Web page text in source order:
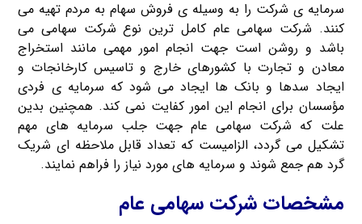
سرمایه ی شرکت را به وسیله ی فروش سهام به مردم تهیه می
کنند. شرکت سهامی عام کامل ترین نوع شرکت سهامی می
باشد و روشن است جهت انجام امور مهمی مانند استخراج
معادن و تجارت با کشورهای خارج و تاسیس کارخانجات و
ایجاد سدها و بانک ها ایجاد می شود که سرمایه ی فردی
مؤسسان برای انجام این امور کفایت نمی کند. همچنین بدین
علت که شرکت سهامی عام جهت جلب سرمایه های مهم
تشکیل می گردد، الزامیست که تعداد قابل ملاحظه ای شریک
گرد هم جمع شوند و سرمایه های مورد نیاز را فراهم نمایند.
مشخصات شرکت سهامی عام